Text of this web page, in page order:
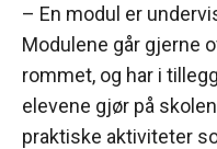
– En modul er
Modulene går gjerne
rommet, og har i
elevene gjør på
praktiske aktiviteter